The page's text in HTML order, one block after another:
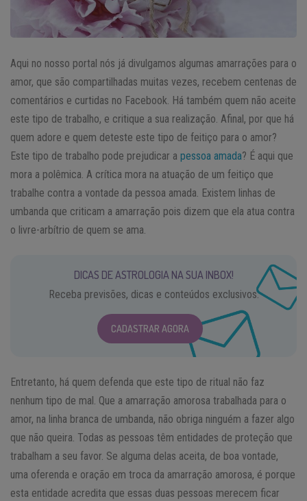
Aqui no nosso portal nós já divulgamos algumas amarrações para o
amor, que são compartilhadas muitas vezes, recebem centenas de
comentários e curtidas no Facebook. Há também quem não aceite
este tipo de trabalho, e critique a sua realização. Afinal, por que há
quem adore e quem deteste este tipo de feitiço para o amor?
Este tipo de trabalho pode prejudicar a pessoa amada? É aqui que
mora a polêmica. A crítica mora na atuação de um feitiço que
trabalhe contra a vontade da pessoa amada. Existem linhas de
umbanda que criticam a amarração pois dizem que ela atua contra
o livre-arbítrio de quem se ama.
DICAS DE ASTROLOGIA NA SUA INBOX!
Receba previsões, dicas e conteúdos exclusivos.
CADASTRAR AGORA
Entretanto, há quem defenda que este tipo de ritual não faz
nenhum tipo de mal. Que a amarração amorosa trabalhada para o
amor, na linha branca de umbanda, não obriga ninguém a fazer algo
que não queira. Todas as pessoas têm entidades de proteção que
trabalham a seu favor. Se alguma delas aceita, de boa vontade,
uma oferenda e oração em troca da amarração amorosa, é porque
esta entidade acredita que essas duas pessoas merecem ficar